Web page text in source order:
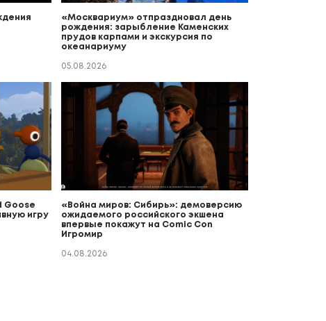
«Москвариум» отпраздновал день
рождения: зарыбление Каменских
прудов карпами и экскурсия по
океанариуму
05.08.2026
Goose
игру
«Война миров: Сибирь»: демоверсию
ожидаемого российского экшена
впервые покажут на Comic Con
Игромир
04.08.2026